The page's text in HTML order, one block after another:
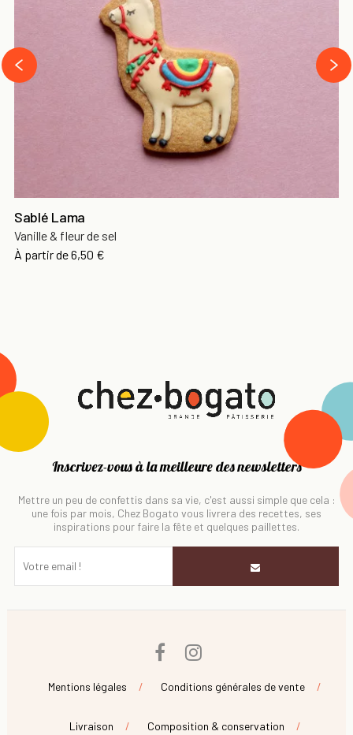
Sablé Lama
Vanille & fleur de sel
À partir de6,50 €
‹
›
Inscrivez-vous à la meilleure des newsletters
Mettre un peu de confettis dans sa vie, c'est aussi simple que cela :
une fois par mois, Chez Bogato vous livrera des recettes, ses
inspirations pour faire la fête et quelques paillettes.
Facebook
Mentions légales Conditions générales de vente
Livraison Composition & conservation